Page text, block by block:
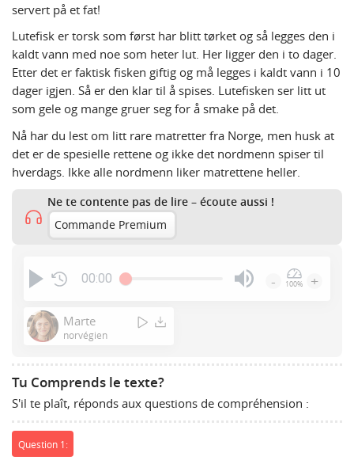
servert på et fat!
Lutefisk er torsk som først har blitt tørket og så legges den i
kaldt vann med noe som heter lut. Her ligger den i to dager.
Etter det er faktisk fisken giftig og må legges i kaldt vann i 10
dager igjen. Så er den klar til å spises. Lutefisken ser litt ut
som gele og mange gruer seg for å smake på det.
Nå har du lest om litt rare matretter fra Norge, men husk at
det er de spesielle rettene og ikke det nordmenn spiser til
hverdags. Ikke alle nordmenn liker matrettene heller.
Ne te contente pas de lire – écoute aussi !
Commande Premium
00:00
volume
- 100% +
Marte
norvégien
Tu Comprends le texte?
S'il te plaît, réponds aux questions de compréhension :
Question 1: